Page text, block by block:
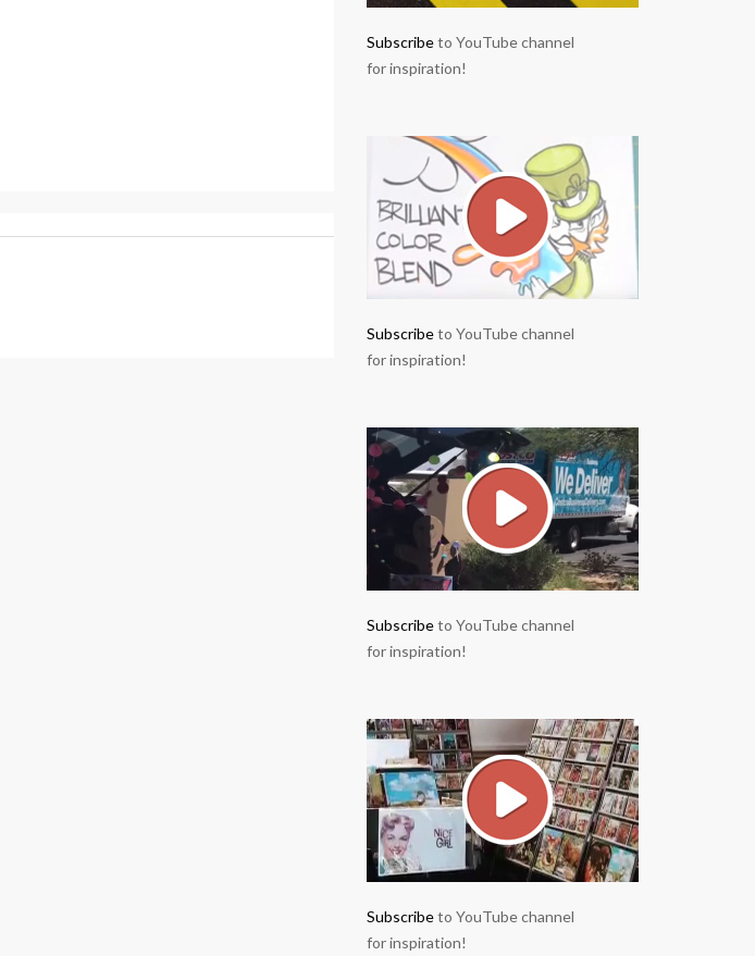
Subscribeto YouTube channel
for inspiration!
Subscribeto YouTube channel
for inspiration!
Subscribeto YouTube channel
for inspiration!
Subscribeto YouTube channel
for inspiration!